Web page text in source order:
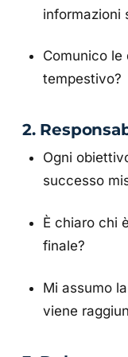
informazioni
Comunico le
tempestivo?
2.
Ogni
successo
È chiaro chi
finale?
Mi assumo
viene